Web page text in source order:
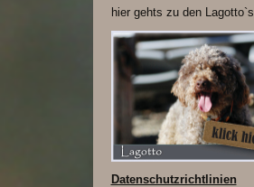
hier gehts zu den Lagotto`s
Datenschutzrichtlinien